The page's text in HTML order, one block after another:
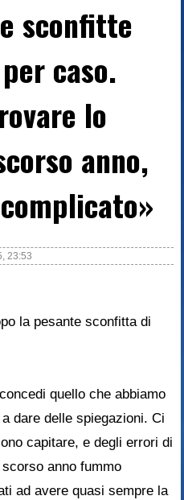
sconfitte
caso.
lo
anno,
23:53
la pesante sconfitta di
quello che abbiamo
dare delle spiegazioni. Ci
capitare, e degli errori di
anno fummo
ad avere quasi sempre la